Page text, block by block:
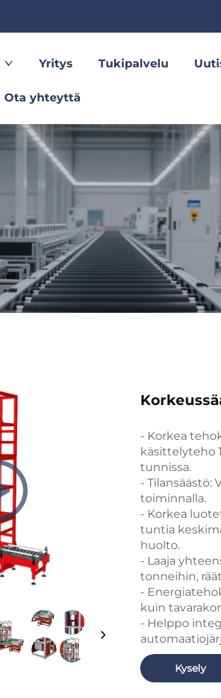
Yritys Tukipalvelu
Ota yhteyttä
- Korkea
käsittelyteho
tunnissa.
- Tilansäästö:
toiminnalla.
- Korkea
tuntia
huolto.
- Laaja
tonneihin,
-
kuin
- Helppo
Kysely